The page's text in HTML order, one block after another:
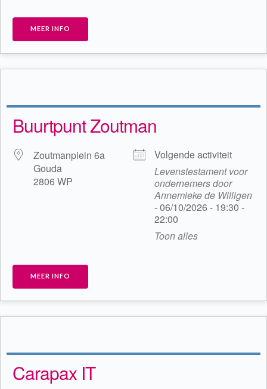
MEER INFO
Buurtpunt Zoutman
Zoutmanplein 6a
Gouda
2806 WP
Volgende activiteit
Levenstestament voor
ondernemers door
Annemieke de Willigen
- 06/10/2026 - 19:30 -
22:00
Toon alles
MEER INFO
Carapax IT